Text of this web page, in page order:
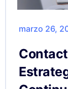
marzo 26,